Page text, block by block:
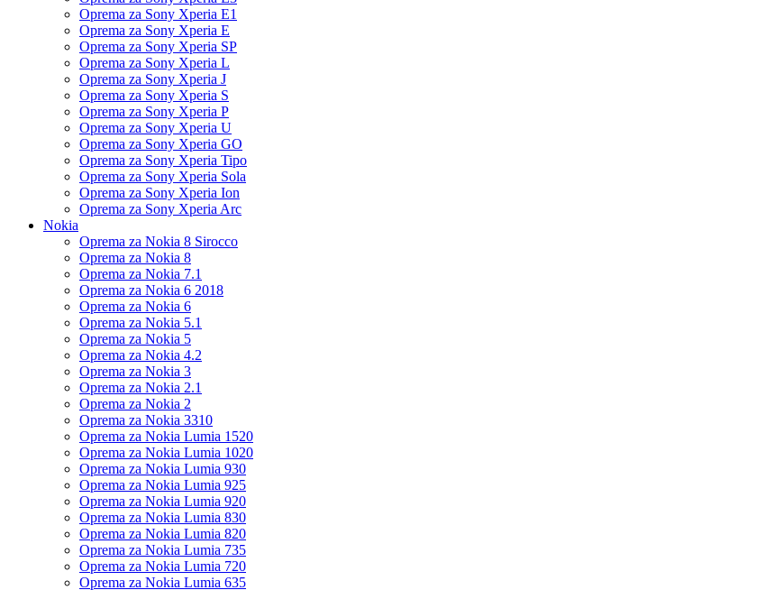
Oprema za Sony Xperia E1
Oprema za Sony Xperia E
Oprema za Sony Xperia SP
Oprema za Sony Xperia L
Oprema za Sony Xperia J
Oprema za Sony Xperia S
Oprema za Sony Xperia P
Oprema za Sony Xperia U
Oprema za Sony Xperia GO
Oprema za Sony Xperia Tipo
Oprema za Sony Xperia Sola
Oprema za Sony Xperia Ion
Oprema za Sony Xperia Arc
Nokia
Oprema za Nokia 8 Sirocco
Oprema za Nokia 8
Oprema za Nokia 7.1
Oprema za Nokia 6 2018
Oprema za Nokia 6
Oprema za Nokia 5.1
Oprema za Nokia 5
Oprema za Nokia 4.2
Oprema za Nokia 3
Oprema za Nokia 2.1
Oprema za Nokia 2
Oprema za Nokia 3310
Oprema za Nokia Lumia 1520
Oprema za Nokia Lumia 1020
Oprema za Nokia Lumia 930
Oprema za Nokia Lumia 925
Oprema za Nokia Lumia 920
Oprema za Nokia Lumia 830
Oprema za Nokia Lumia 820
Oprema za Nokia Lumia 735
Oprema za Nokia Lumia 720
Oprema za Nokia Lumia 635